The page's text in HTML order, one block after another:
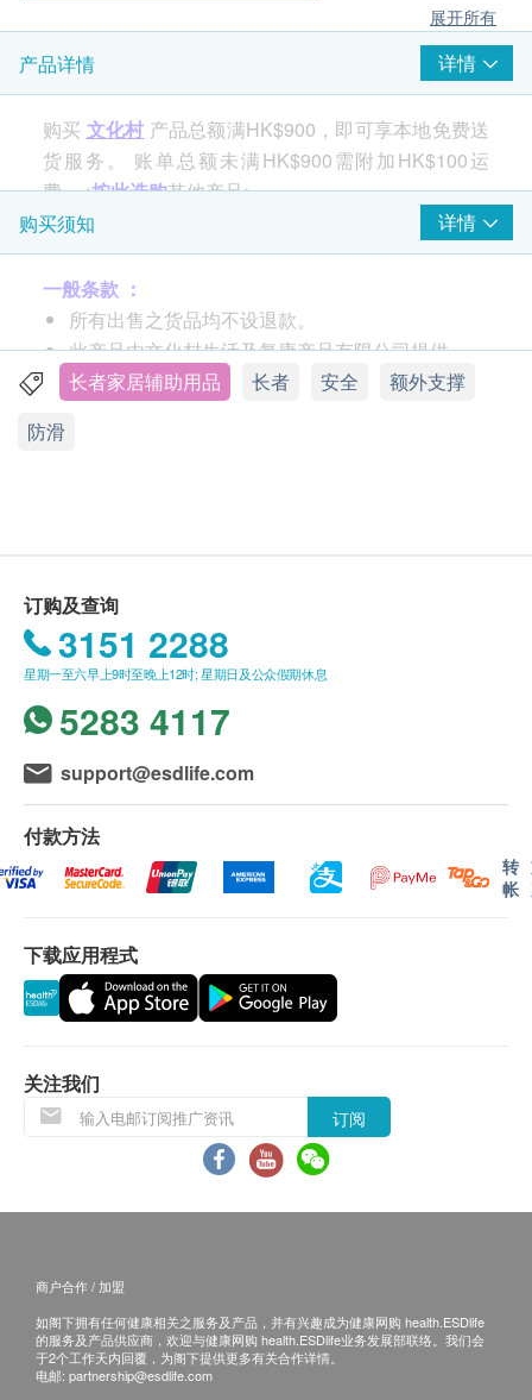
展开所有
产品详情 详情
购买 文化村 产品总额满HK$900，即可享本地免费送
货服务。 账单总额未满HK$900需附加HK$100运
费。<按此选购其他产品>
产品特点：
防水设计，易于清洁
仰卧时使用，可减轻骶部及脚跟的压迫感
侧卧时使用，可助维持姿势及减轻骶部的压迫感
购买须知 详情
一般条款 ：
所有出售之货品均不设退款。
此产品由文化村生活及复康产品有限公司提供。
如有任何争议，文化村生活及复康产品有限公司及
马湾、东涌须另收取桥费HK$40。 长洲、大屿
山、梅窝、贝澳、长沙、塘福、水口、石壁、宝莲
寺、大澳及香港国际机场，须按实际情况报价。
(附加费可能因应货品尺寸及重量而调整)
我们将于确定订单后5-7个工作天内安排发货。
风讯号悬挂或黑色暴雨警告生效时，送货服务时间
将会延迟。
所有订单须视乎相关货品的供应情况再作最后确
认。 倘若生活易未能提供任何订单上的货品，生
退换条款 ：
当顾客收取已订购之货品时，有责任检查货品是否
退换产品必须包装完整，如退换之产品有任何残缺
或过期退回，供应商有权不受理。
如有其他损坏或遗漏查询，顾客必须保留有效收据
正本，并于送货后7个工作天内按下列方式联络文
化村生活及复康产品有限公司 客户服务部跟进。
查询热线： 2780 3882
长者家居辅助用品 长者 安全
额外支撑
防滑
订购及查询
3151 2288
星期一至六早上9时至晚上12时; 星期日及公众假期休息
5283 4117
support@esdlife.com
付款方法
转
帐
下载应用程式
关注我们
订阅
商户合作 / 加盟
如阁下拥有任何健康相关之服务及产品，并有兴趣成为健康网购 health.ESDlife
的服务及产品供应商，欢迎与健康网购 health.ESDlife业务发展部联络。我们会
于2个工作天内回覆，为阁下提供更多有关合作详情。
电邮: partnership@esdlife.com